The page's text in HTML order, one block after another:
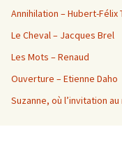
Annihilation – Hubert-Félix
Le Cheval – Jacques Brel
Les Mots – Renaud
Ouverture – Etienne Daho
Suzanne, où l’invitation